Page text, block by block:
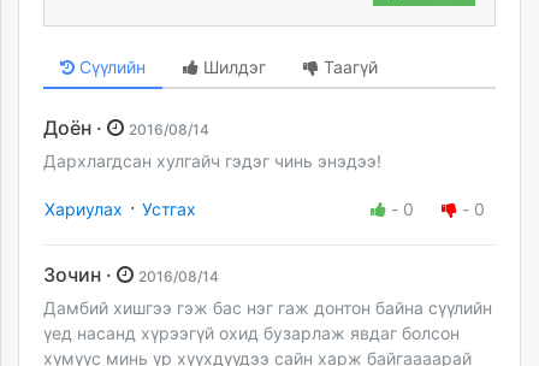
Сүүлийн Шилдэг Таагүй
Доён · 2016/08/14
Дархлагдсан хулгайч гэдэг чинь энэдээ!
Хариулах · Устгах - 0 - 0
Зочин · 2016/08/14
Дамбий хишгээ гэж бас нэг гаж донтон байна сүүлийн
үед насанд хүрээгүй охид бузарлаж явдаг болсон
хүмүүс минь үр хүүхдүүдээ сайн харж байгаааарай